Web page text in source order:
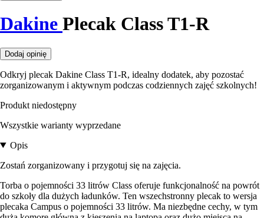
Dakine Plecak Class T1-R
Dodaj opinię
Odkryj plecak Dakine Class T1-R, idealny dodatek, aby pozostać
zorganizowanym i aktywnym podczas codziennych zajęć szkolnych!
Produkt niedostępny
Wszystkie warianty wyprzedane
Opis
Zostań zorganizowany i przygotuj się na zajęcia.
Torba o pojemności 33 litrów Class oferuje funkcjonalność na powrót
do szkoły dla dużych ładunków. Ten wszechstronny plecak to wersja
plecaka Campus o pojemności 33 litrów. Ma niezbędne cechy, w tym